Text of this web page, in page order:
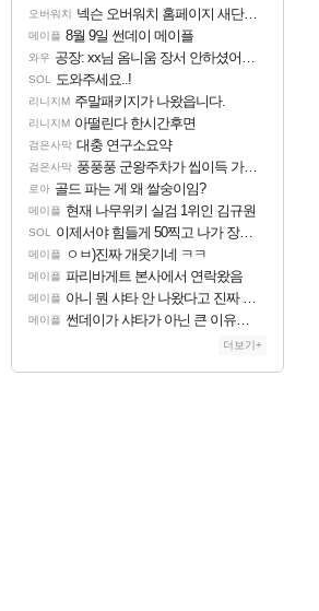
오버워치 넥슨 오버워치 홈페이지 새단장!!
메이플 8월 9일 썬데이 메이플
와우 공장: xx님 옴니움 장서 안하셨어요?
SOL 도와주세요..!
리니지M 주말패키지가 나왔읍니다.
리니지M 아떨린다 한시간후면
검은사막 대충 연구소요약
검은사막 풍풍풍 군왕주차가 씹이득 가성비라고 ????
로아 골드 파는 게 왜 쌀숭이임?
메이플 현재 나무위키 실검 1위인 김규원
SOL 이제서야 힘들게 50찍고 나가 장궁 받았는데...
메이플 ㅇㅂ)진짜 개웃기네 ㅋㅋ
메이플 파리바게트 본사에서 연락왔음
메이플 아니 뭔 샤타 안 나왔다고 진짜 화내는 사람도 있네
메이플 썬데이가 샤타가 아닌 큰 이유는 경매장 불안정때문일듯
더보기+